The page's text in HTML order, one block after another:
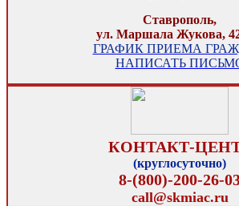
Ставрополь,
ул. Маршала Жукова,
ГРАФИК ПРИЕМА
НАПИСАТЬ
КОНТАКТ-
(круглосуточно)
8-(800)-200-26-
call@skmiac.ru